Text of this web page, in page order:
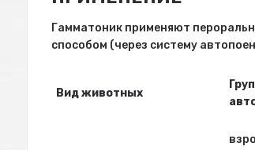
Гамматоник применяют
способом (через систему
Вид животных